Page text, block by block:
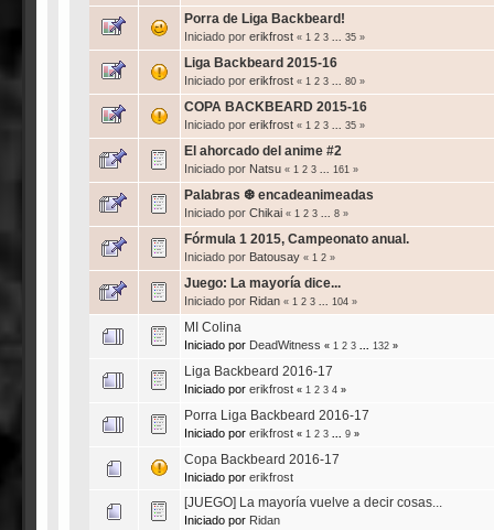
Porra de Liga Backbeard!
Iniciado por erikfrost « 1 2 3 35»
Liga Backbeard 2015-16
Iniciado por erikfrost « 1 2 3 80»
COPA BACKBEARD 2015-16
Iniciado por erikfrost « 1 2 3 35»
El ahorcado del anime #2
Iniciado por Natsu « 1 2 3 161 »
Palabras ❆ encadeanimeadas
Iniciado por Chikai « 1 2 3 8»
Fórmula 1 2015, Campeonato anual.
Iniciado por Batousay « 1 2»
Juego: La mayoría dice...
Iniciado por Ridan « 1 2 3 104»
MI Colina
Iniciado por DeadWitness « 1 2 3 132»
Liga Backbeard 2016-17
Iniciado por erikfrost « 1 2 3 4»
Porra Liga Backbeard 2016-17
Iniciado por erikfrost « 1 2 3 9»
Copa Backbeard 2016-17
Iniciado por erikfrost
[JUEGO] La mayoría vuelve a decir cosas...
Iniciado por Ridan